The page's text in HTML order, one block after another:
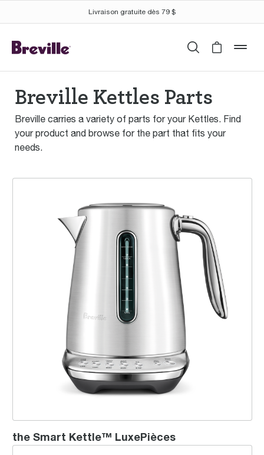
Livraison gratuite dès 79 $
Recherche
Cart is
Breville Kettles Parts
Breville carries a variety of parts for your Kettles. Find
your product and browse for the part that fits your
needs.
the Smart Kettle™ Luxe
the Smart Kettle™ LuxePièces
the IQ Kettle™